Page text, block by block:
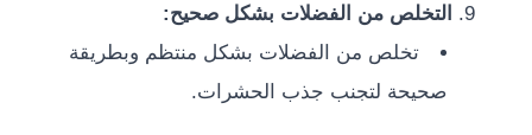
التخلص من الفضلات بشكل صحيح:
تخلص من الفضلات بشكل منتظم وبطريقة
صحيحة لتجنب جذب الحشرات.